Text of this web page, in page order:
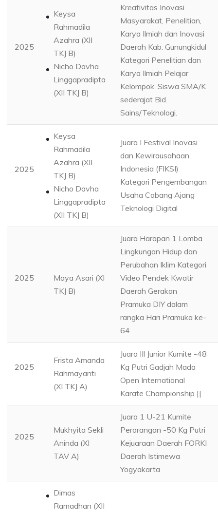
2025
Keysa
Rahmadila
Azahra (XII
TKJ B)
Nicho Davha
Linggapradipta
(XII TKJ B)
Kreativitas Inovasi
Masyarakat, Penelitian,
Karya Ilmiah dan Inovasi
Daerah Kab. Gunungkidul
Kategori Penelitian dan
Karya Ilmiah Pelajar
Kelompok, Siswa SMA/K
sederajat Bid.
Sains/Teknologi.
2025
Keysa
Rahmadila
Azahra (XII
TKJ B)
Nicho Davha
Linggapradipta
(XII TKJ B)
Juara I Festival Inovasi
dan Kewirausahaan
Indonesia (FIKSI)
Kategori Pengembangan
Usaha Cabang Ajang
Teknologi Digital
2025
Maya Asari (XI
TKJ B)
Juara Harapan 1 Lomba
Lingkungan Hidup dan
Perubahan Iklim Kategori
Video Pendek Kwatir
Daerah Gerakan
Pramuka DIY dalam
rangka Hari Pramuka ke-
64
2025
Frista Amanda
Rahmayanti
(XI TKJ A)
Juara IIl Junior Kumite -48
Kg Putri Gadjah Mada
Open International
Karate Championship ||
2025
Mukhyita Sekli
Aninda (XI
TAV A)
Juara 1 U-21 Kumite
Perorangan -50 Kg Putri
Kejuaraan Daerah FORKI
Daerah Istimewa
Yogyakarta
Dimas
Ramadhan (XII